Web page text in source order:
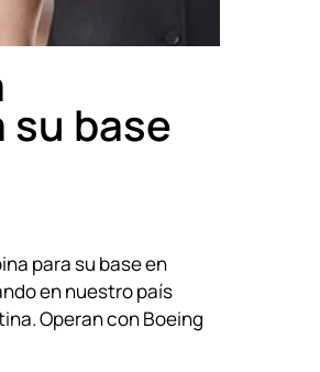
su base
para su base en
en nuestro país
Operan con Boeing